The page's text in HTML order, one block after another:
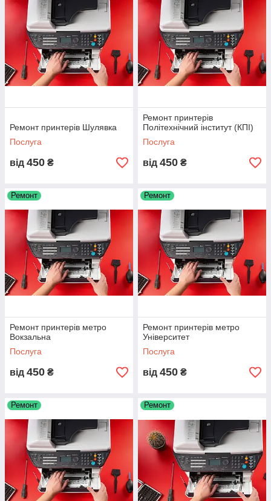
Ремонт принтерів Шулявка
Послуга
від 450 ₴
Ремонт принтерів
Політехнічний інститут (КПІ)
Послуга
від 450 ₴
Ремонт
Ремонт принтерів метро
Вокзальна
Послуга
від 450 ₴
Ремонт
Ремонт принтерів метро
Університет
Послуга
від 450 ₴
Ремонт Ремонт